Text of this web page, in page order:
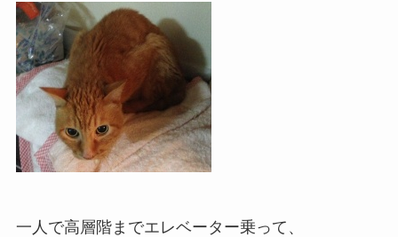
一人で高層階までエレベーター乗って、